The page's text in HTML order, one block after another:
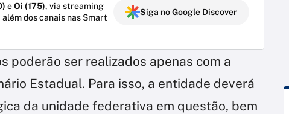
eOi (175), via streaming
além dos canais nas Smart
Siga no Google Discover
poderão ser realizados apenas com a
Estadual. Para isso, a entidade deverá
da unidade federativa em questão, bem